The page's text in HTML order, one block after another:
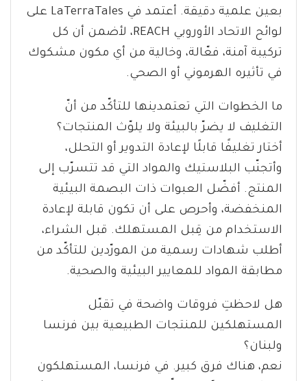
بعين علمية دقيقة. أعتمد في LaTerraTales على
لوائح الاتحاد الأوروبي REACH، لأضمن أن كل
تركيبة آمنة، فعّالة، وخالية من أي مكون مشكوك
في تأثيره الهرموني أو الصحي.
ما الخطوات التي تعتمدينها للتأكّد من أنّ
التغليف لا يضرّ بالبيئة ولا يلوّث المنتجات؟
أختار تغليفًا قابلًا لإعادة التدوير أو التحلل،
وأتجنّب البلاستيك والمواد التي قد تتسرّب إلى
المنتج. أفضّل العبوات ذات البصمة البيئية
المنخفضة، وأحرص على أن تكون قابلة لإعادة
الاستخدام من قِبل المستهلك. قبل الشراء،
أطلب شهادات رسمية من المورّدين للتأكّد من
مطابقة المواد للمعايير البيئية والصحية.
هل لاحظتِ فروقات واضحة في تقبّل
المستهلكين للمنتجات الطبيعية بين فرنسا
ولبنان؟
نعم، هناك فرق كبير. في فرنسا، المستهلكون